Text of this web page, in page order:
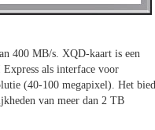
400 MB/s. XQD-kaart is een
als interface voor
(40-100 megapixel). Het
van meer dan 2 TB